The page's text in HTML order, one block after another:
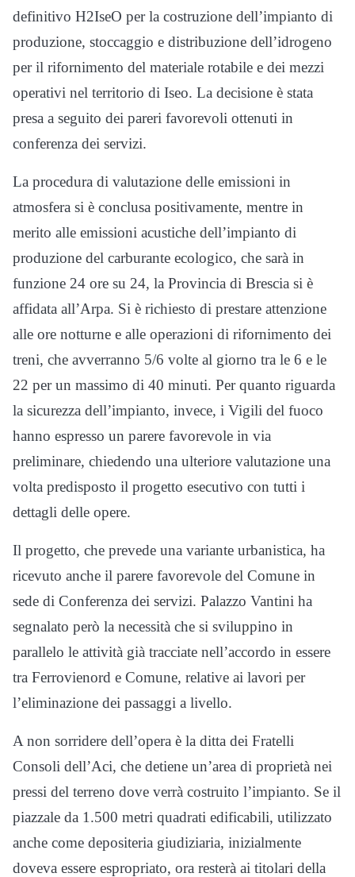
definitivo H2IseO per la costruzione dell’impianto di
produzione, stoccaggio e distribuzione dell’idrogeno
per il rifornimento del materiale rotabile e dei mezzi
operativi nel territorio di Iseo. La decisione è stata
presa a seguito dei pareri favorevoli ottenuti in
conferenza dei servizi.
La procedura di valutazione delle emissioni in
atmosfera si è conclusa positivamente, mentre in
merito alle emissioni acustiche dell’impianto di
produzione del carburante ecologico, che sarà in
funzione 24 ore su 24, la Provincia di Brescia si è
affidata all’Arpa. Si è richiesto di prestare attenzione
alle ore notturne e alle operazioni di rifornimento dei
treni, che avverranno 5/6 volte al giorno tra le 6 e le
22 per un massimo di 40 minuti. Per quanto riguarda
la sicurezza dell’impianto, invece, i Vigili del fuoco
hanno espresso un parere favorevole in via
preliminare, chiedendo una ulteriore valutazione una
volta predisposto il progetto esecutivo con tutti i
dettagli delle opere.
Il progetto, che prevede una variante urbanistica, ha
ricevuto anche il parere favorevole del Comune in
sede di Conferenza dei servizi. Palazzo Vantini ha
segnalato però la necessità che si sviluppino in
parallelo le attività già tracciate nell’accordo in essere
tra Ferrovienord e Comune, relative ai lavori per
l’eliminazione dei passaggi a livello.
A non sorridere dell’opera è la ditta dei Fratelli
Consoli dell’Aci, che detiene un’area di proprietà nei
pressi del terreno dove verrà costruito l’impianto. Se il
piazzale da 1.500 metri quadrati edificabili, utilizzato
anche come depositeria giudiziaria, inizialmente
doveva essere espropriato, ora resterà ai titolari della